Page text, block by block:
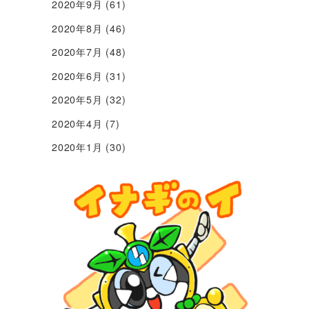
2020年9月 (61)
2020年8月 (46)
2020年7月 (48)
2020年6月 (31)
2020年5月 (32)
2020年4月 (7)
2020年1月 (30)